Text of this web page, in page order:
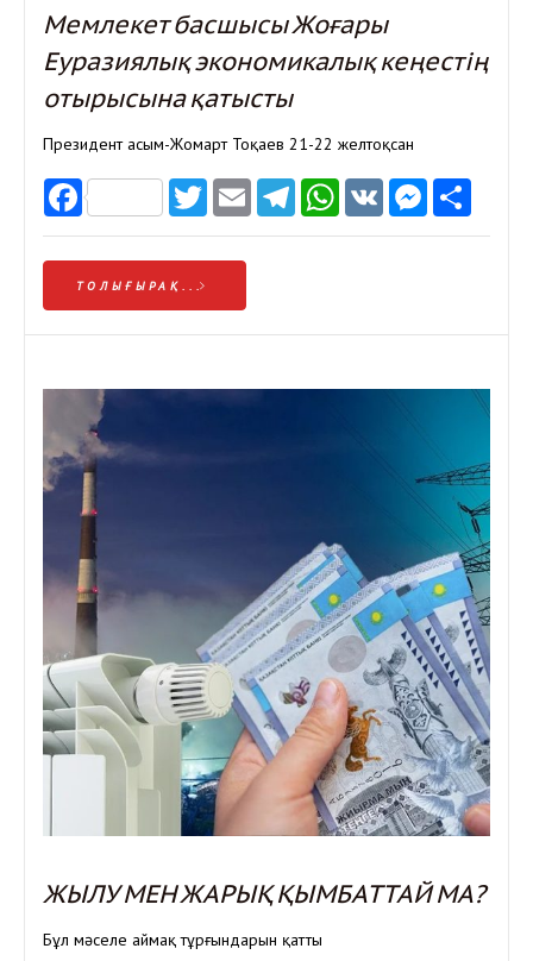
Мемлекет басшысы Жоғары
Еуразиялық экономикалық кеңестің
отырысына қатысты
Президент Қасым-Жомарт Тоқаев 21-22 желтоқсан
FacebookTwitter
EmailTelegram
WhatsApp
VK
ТОЛЫҒЫРАҚ...
ЖЫЛУ МЕН ЖАРЫҚ ҚЫМБАТТАЙ МА?
Бұл мәселе аймақ тұрғындарын қатты